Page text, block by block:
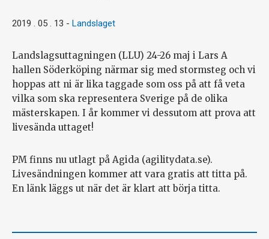
2019 . 05 . 13 - Landslaget
Landslagsuttagningen (LLU) 24-26 maj i Lars A
hallen Söderköping närmar sig med stormsteg och vi
hoppas att ni är lika taggade som oss på att få veta
vilka som ska representera Sverige på de olika
mästerskapen. I år kommer vi dessutom att prova att
livesända uttaget!
PM finns nu utlagt på Agida (agilitydata.se).
Livesändningen kommer att vara gratis att titta på.
En länk läggs ut när det är klart att börja titta.